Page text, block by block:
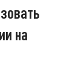
на